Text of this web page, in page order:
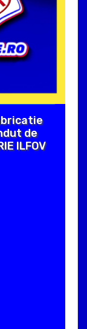
de
ILFOV